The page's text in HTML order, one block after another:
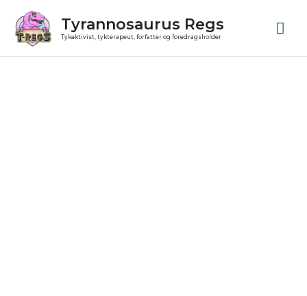
indholdet
Tyrannosaurus Regs
Tykaktivist, tykterapeut, forfatter og foredragsholder